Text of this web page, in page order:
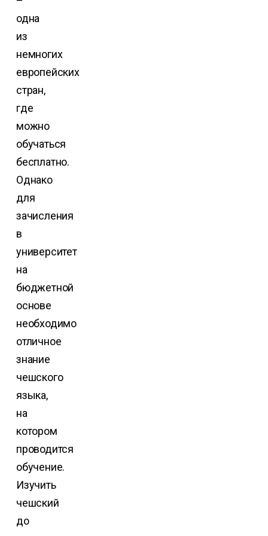
одна
из
немногих
европейских
стран,
где
можно
обучаться
бесплатно.
Однако
для
зачисления
в
университет
на
бюджетной
основе
необходимо
отличное
знание
чешского
языка,
на
котором
проводится
обучение.
Изучить
чешский
до